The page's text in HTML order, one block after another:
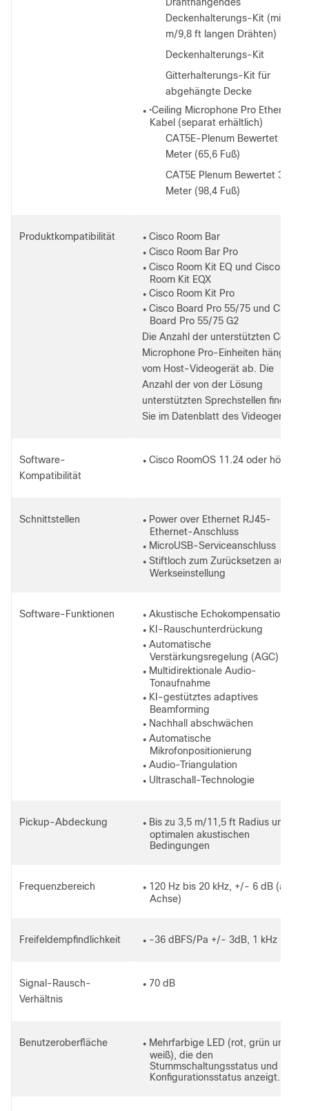
Deckenhalterungs-Kit (mit 3
m/9,8 ft langen Drähten)
Deckenhalterungs-Kit
Gitterhalterungs-Kit für
abgehängte Decke
● •Ceiling Microphone Pro Ethernet-
Kabel (separat erhältlich)
CAT5E-Plenum Bewertet 20
Meter (65,6 Fuß)
CAT5E Plenum Bewertet 30
Meter (98,4 Fuß)
Produktkompatibilität ● Cisco Room Bar
● Cisco Room Bar Pro
● Cisco Room Kit EQ und Cisco
Room Kit EQX
● Cisco Room Kit Pro
● Cisco Board Pro 55/75 und Cisco
Board Pro 55/75 G2
Die Anzahl der unterstützten Ceiling
Microphone Pro-Einheiten hängt
vom Host-Videogerät ab. Die
Anzahl der von der Lösung
unterstützten Sprechstellen finden
Sie im Datenblatt des Videogeräts.
Software-
Kompatibilität
● Cisco RoomOS 11.24 oder höher
Schnittstellen ● Power over Ethernet RJ45-
Ethernet-Anschluss
● MicroUSB-Serviceanschluss
● Stiftloch zum Zurücksetzen auf
Werkseinstellung
Software-Funktionen ● Akustische Echokompensation
● KI-Rauschunterdrückung
● Automatische
Verstärkungsregelung (AGC)
● Multidirektionale Audio-
Tonaufnahme
● KI-gestütztes adaptives
Beamforming
● Nachhall abschwächen
● Automatische
Mikrofonpositionierung
● Audio-Triangulation
● Ultraschall-Technologie
Pickup-Abdeckung ● Bis zu 3,5 m/11,5 ft Radius unter
optimalen akustischen
Bedingungen
Frequenzbereich ● 120 Hz bis 20 kHz, +/- 6 dB (auf
Achse)
Freifeldempfindlichkeit ● -36 dBFS/Pa +/- 3dB, 1 kHz
Signal-Rausch-
Verhältnis
● 70 dB
Benutzeroberfläche ● Mehrfarbige LED (rot, grün und
weiß), die den
Stummschaltungsstatus und den
Konfigurationsstatus anzeigt.